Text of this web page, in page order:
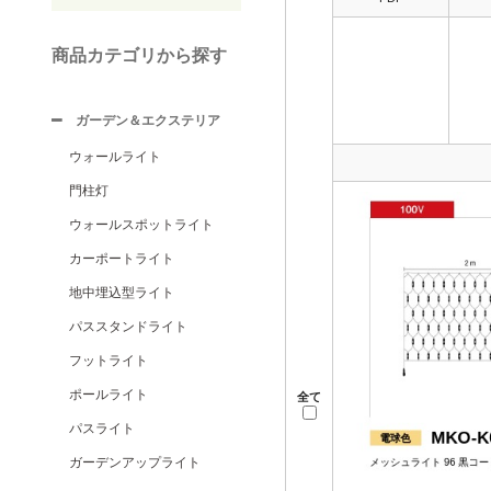
商品カテゴリから探す
ガーデン＆エクステリア
ウォールライト
門柱灯
ウォールスポットライト
カーポートライト
地中埋込型ライト
パススタンドライト
フットライト
ポールライト
パスライト
ガーデンアップライト
全て